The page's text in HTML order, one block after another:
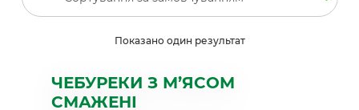
Показано один результат
ЧЕБУРЕКИ З М’ЯСОМ
СМАЖЕНІ